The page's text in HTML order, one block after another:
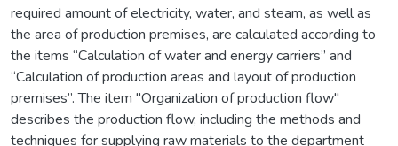
required amount of electricity, water, and steam, as well as
the area of production premises, are calculated according to
the items “Calculation of water and energy carriers” and
“Calculation of production areas and layout of production
premises”. The item "Organization of production flow"
describes the production flow, including the methods and
techniques for supplying raw materials to the department